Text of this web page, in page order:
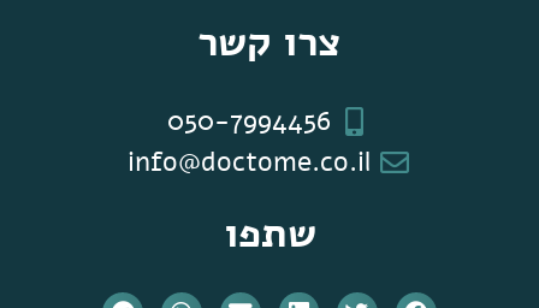
צרו קשר
050-7994456
info@doctome.co.il
שתפו